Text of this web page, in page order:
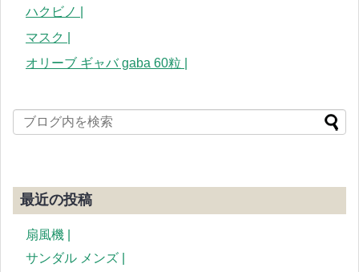
ハクビノ |
マスク |
オリーブ ギャバ gaba 60粒 |
最近の投稿
扇風機 |
サンダル メンズ |